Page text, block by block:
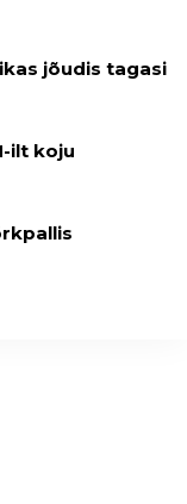
jõudis tagasi
ilt koju